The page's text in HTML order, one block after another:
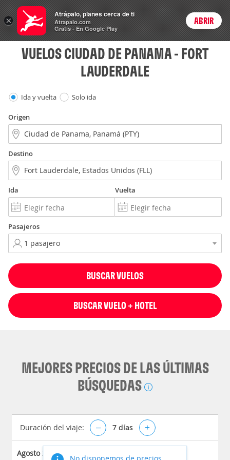
Vuelos Precios enPeso
ARSCambiar moneda
Login
VUELOS CIUDAD DE PANAMA - FORT
LAUDERDALE
Ida y vuelta Solo ida
Origen
Destino
Ida Vuelta
Pasajeros
BUSCAR VUELOS
BUSCAR VUELO + HOTEL
MEJORES PRECIOS DE LAS ÚLTIMAS
BÚSQUEDAS
Duración del viaje: – 7 días +
Agosto 2026
No disponemos de precios
×
Atrápalo, planes cerca de ti
Atrapalo.com
Gratis - En Google Play
ABRIR